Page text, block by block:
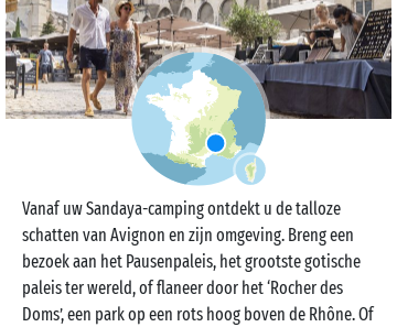
Vanaf uw Sandaya-camping ontdekt u de talloze
schatten van Avignon en zijn omgeving. Breng een
bezoek aan het Pausenpaleis, het grootste gotische
paleis ter wereld, of flaneer door het ‘Rocher des
Doms’, een park op een rots hoog boven de Rhône. Of